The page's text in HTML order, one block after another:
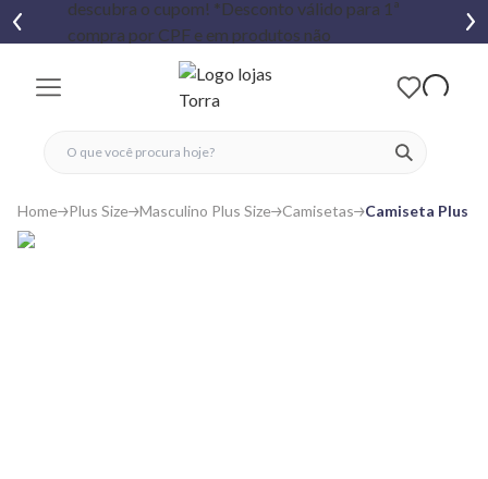
ver
fechar menu
fechar menu
favoritos
Home Plus Size Masculino Plus Size Camisetas Camiseta Plus